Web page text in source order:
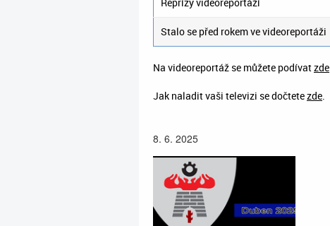
Stalo se před rokem ve videoreportáži
Na videoreportáž se můžete podívatzde
Jak naladit vaši televizi se dočtetezde
8. 6. 2025